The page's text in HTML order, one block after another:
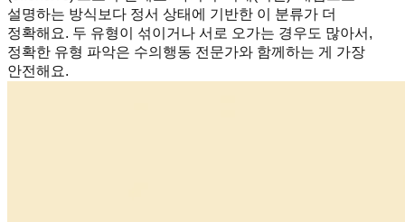
설명하는 방식보다 정서 상태에 기반한 이 분류가 더
정확해요. 두 유형이 섞이거나 서로 오가는 경우도 많아서,
정확한 유형 파악은 수의행동 전문가와 함께하는 게 가장
안전해요.